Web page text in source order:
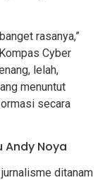
rasanya,”
Cyber
lelah,
menuntut
secara
Andy Noya
ditanam